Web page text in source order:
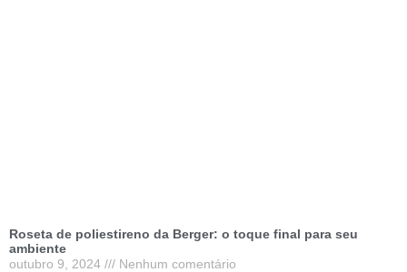
Roseta de poliestireno da Berger: o toque final para seu
ambiente
outubro 9, 2024
Nenhum comentário